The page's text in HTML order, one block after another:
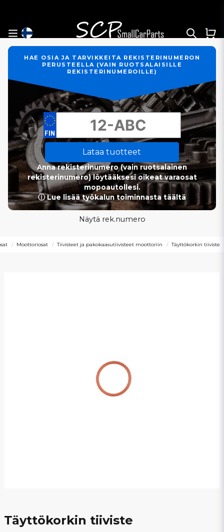
HAE OSIA JA TARVIKKEITA REKISTERINUMERON
PERUSTEELLA (VAIN RUOTSALAISILLE
REKISTERINUMEROILLE)
Lataa tuotteet
Anna rekisterinumero (vain ruotsalainen
rekisterinumero) löytääksesi oikeat varaosat
mopoautollesi.
ⓘ Lue lisää työkalun toiminnasta täältä
Näytä rek.numero
Moottoriosat Tiivisteet ja pakokaasutiivisteet moottoriin Täyttökorkin tiiviste
Täyttökorkin tiiviste